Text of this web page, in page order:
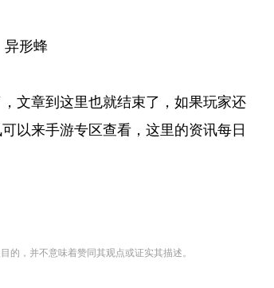
异形蜂
文章到这里也就结束了，如果玩家还
以来手游专区查看，这里的资讯每日
的，并不意味着赞同其观点或证实其描述。